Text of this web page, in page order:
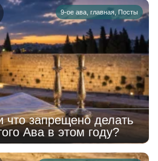
9-ое ава главная Посты
что запрещено делать
Ава в этом году?